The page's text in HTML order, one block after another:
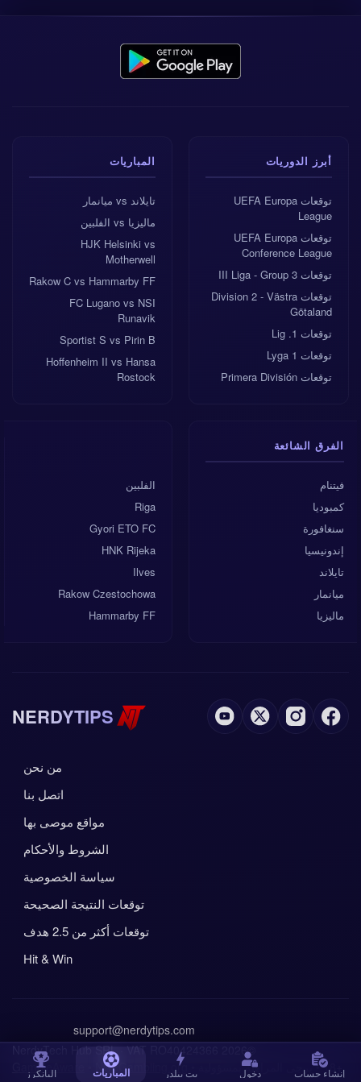
البانكرز المباريات بِت بيلدر دخول إنشاء حساب
أبرز الدوريات
توقعات UEFA Europa
League
توقعات UEFA Europa
Conference League
توقعات III Liga - Group 3
توقعات Division 2 - Västra
Götaland
توقعات 1. Lig
توقعات 1 Lyga
توقعات Primera División
المباريات
تايلاند vs ميانمار
ماليزيا vs الفلبين
HJK Helsinki vs
Motherwell
Rakow C vs Hammarby FF
FC Lugano vs NSI
Runavik
Sportist S vs Pirin B
Hoffenheim II vs Hansa
Rostock
الفرق الشائعة
فيتنام
كمبوديا
سنغافورة
إندونيسيا
تايلاند
ميانمار
ماليزيا
الفلبين
Riga
Gyori ETO FC
HNK Rijeka
Ilves
Rakow Czestochowa
Hammarby FF
NERDYTIPS
من نحن
اتصل بنا
مواقع موصى بها
الشروط والأحكام
سياسة الخصوصية
توقعات النتيجة الصحيحة
توقعات أكثر من 2.5 هدف
Hit & Win
GambleAware NCPGambling.org
support@nerdytips.com
©2026 NerdyTech Hub SRL · VAT RO40424366